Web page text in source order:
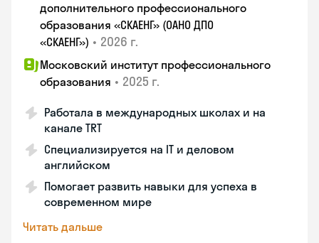
дополнительного профессионального
образования «СКАЕНГ» (ОАНО ДПО
«СКАЕНГ») • 2026 г.
Московский институт профессионального
образования • 2025 г.
Работала в международных школах и на
канале TRT
Специализируется на IT и деловом
английском
Помогает развить навыки для успеха в
современном мире
Читать дальше